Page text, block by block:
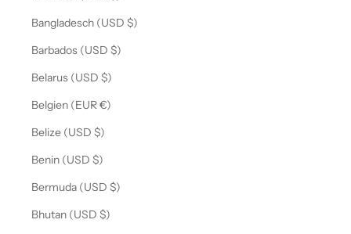
Bangladesch (USD $)
Barbados (USD $)
Belarus (USD $)
Belgien (EUR €)
Belize (USD $)
Benin (USD $)
Bermuda (USD $)
Bhutan (USD $)